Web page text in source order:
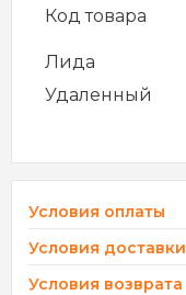
Код товара
Лида
Удаленный
Условия оплаты
Условия доставки
Условия возврата